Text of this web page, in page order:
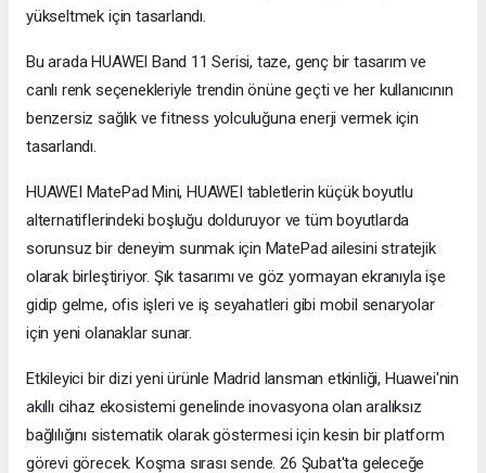
yükseltmek için tasarlandı.
Bu arada HUAWEI Band 11 Serisi, taze, genç bir tasarım ve
canlı renk seçenekleriyle trendin önüne geçti ve her kullanıcının
benzersiz sağlık ve fitness yolculuğuna enerji vermek için
tasarlandı.
HUAWEI MatePad Mini, HUAWEI tabletlerin küçük boyutlu
alternatiflerindeki boşluğu dolduruyor ve tüm boyutlarda
sorunsuz bir deneyim sunmak için MatePad ailesini stratejik
olarak birleştiriyor. Şık tasarımı ve göz yormayan ekranıyla işe
gidip gelme, ofis işleri ve iş seyahatleri gibi mobil senaryolar
için yeni olanaklar sunar.
Etkileyici bir dizi yeni ürünle Madrid lansman etkinliği, Huawei'nin
akıllı cihaz ekosistemi genelinde inovasyona olan aralıksız
bağlılığını sistematik olarak göstermesi için kesin bir platform
görevi görecek. Koşma sırası sende. 26 Şubat'ta geleceğe